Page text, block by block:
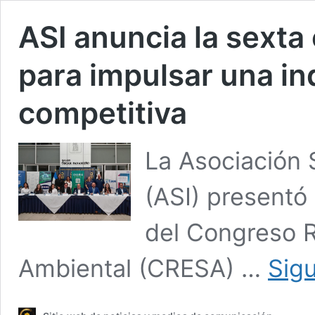
ASI anuncia la
para impulsar una
competitiva
La Asociación
(ASI)
del Congreso
Ambiental (CRESA) …